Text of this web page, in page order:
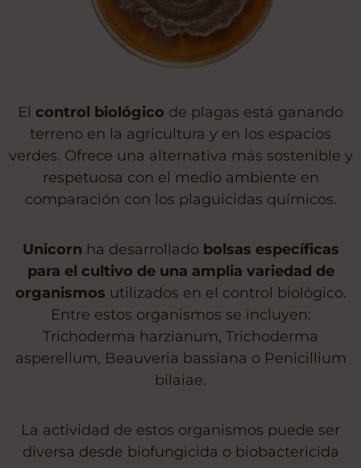
El control biológico de plagas está ganando
terreno en la agricultura y en los espacios
verdes. Ofrece una alternativa más sostenible y
respetuosa con el medio ambiente en
comparación con los plaguicidas químicos.
Unicorn ha desarrollado bolsas específicas
para el cultivo de una amplia variedad de
organismos utilizados en el control biológico.
Entre estos organismos se incluyen:
Trichoderma harzianum, Trichoderma
asperellum, Beauveria bassiana o Penicillium
bilaiae.
La actividad de estos organismos puede ser
diversa desde biofungicida o biobactericida